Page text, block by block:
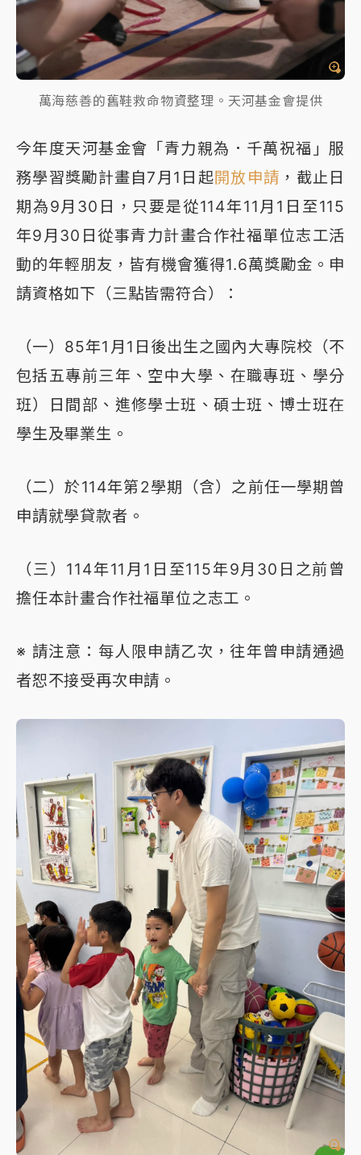
萬海慈善的舊鞋救命物資整理。天河基金會提供
今年度天河基金會「青力親為．千萬祝福」服
務學習獎勵計畫自7月1日起開放申請 ，截止日
期為9月30日，只要是從114年11月1日至115
年9月30日從事青力計畫合作社福單位志工活
動的年輕朋友，皆有機會獲得1.6萬獎勵金。申
請資格如下（三點皆需符合）：
（一）85年1月1日後出生之國內大專院校（不
包括五專前三年、空中大學、在職專班、學分
班）日間部、進修學士班、碩士班、博士班在
學生及畢業生。
（二）於114年第2學期（含）之前任一學期曾
申請就學貸款者。
（三）114年11月1日至115年9月30日之前曾
擔任本計畫合作社福單位之志工。
※ 請注意：每人限申請乙次，往年曾申請通過
者恕不接受再次申請。